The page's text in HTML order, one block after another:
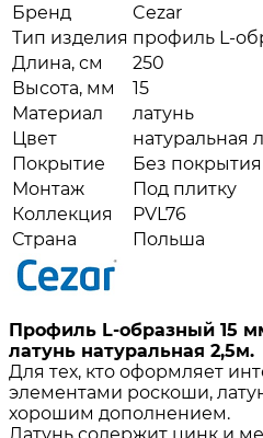
Бренд
Cezar
Тип изделия профиль L-
Длина, см
250
Высота, мм
15
Материал
латунь
Цвет
натуральная
Покрытие
Без покрытия
Монтаж
Под плитку
Коллекция
PVL76
Страна
Польша
Профиль L-образный 15
латунь натуральная 2,5м.
Для тех, кто оформляет
элементами роскоши,
хорошим дополнением.